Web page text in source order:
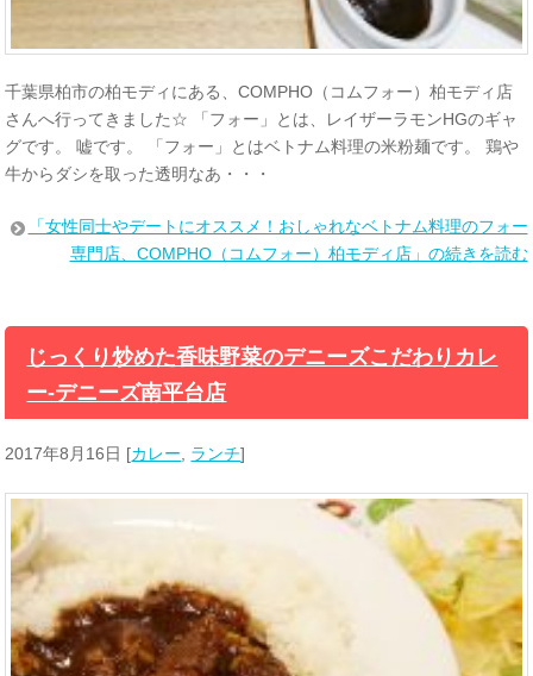
千葉県柏市の柏モディにある、COMPHO（コムフォー）柏モディ店
さんへ行ってきました☆ 「フォー」とは、レイザーラモンHGのギャ
グです。 嘘です。 「フォー」とはベトナム料理の米粉麺です。 鶏や
牛からダシを取った透明なあ・・・
「女性同士やデートにオススメ！おしゃれなベトナム料理のフォー
専門店、COMPHO（コムフォー）柏モディ店」の続きを読む
じっくり炒めた香味野菜のデニーズこだわりカレ
ー-デニーズ南平台店
2017年8月16日 [カレー, ランチ]